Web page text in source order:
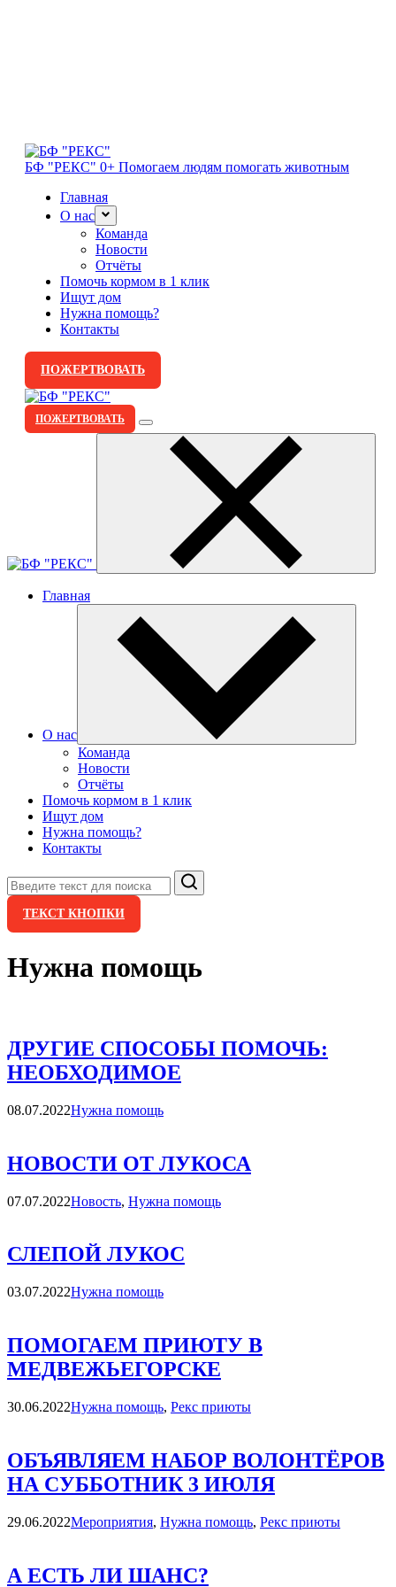
БФ "РЕКС" 0+ Помогаем людям помогать животным
Главная
О нас
Команда
Новости
Отчёты
Помочь кормом в 1 клик
Ищут дом
Нужна помощь?
Контакты
ПОЖЕРТВОВАТЬ
ПОЖЕРТВОВАТЬ
Главная
О нас
Команда
Новости
Отчёты
Помочь кормом в 1 клик
Ищут дом
Нужна помощь?
Контакты
Поиск
ТЕКСТ КНОПКИ
Нужна помощь
ДРУГИЕ СПОСОБЫ ПОМОЧЬ:
НЕОБХОДИМОЕ
08.07.2022Категории
Нужна помощь
НОВОСТИ ОТ ЛУКОСА
07.07.2022Категории
Новость, Нужна помощь
СЛЕПОЙ ЛУКОС
03.07.2022Категории
Нужна помощь
ПОМОГАЕМ ПРИЮТУ В
МЕДВЕЖЬЕГОРСКЕ
30.06.2022Категории
Нужна помощь, Рекс приюты
ОБЪЯВЛЯЕМ НАБОР ВОЛОНТЁРОВ
НА СУББОТНИК 3 ИЮЛЯ
29.06.2022Категории
Мероприятия, Нужна помощь, Рекс приюты
А ЕСТЬ ЛИ ШАНС?